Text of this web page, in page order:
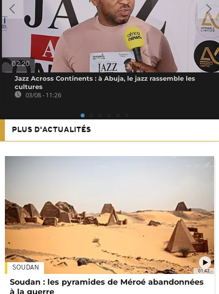
02:20
Jazz Across Continents : à Abuja, le jazz rassemble les
cultures
03/08 - 11:26
PLUS D'ACTUALITÉS
01:47
SOUDAN
Soudan : les pyramides de Méroé abandonnées
à la guerre